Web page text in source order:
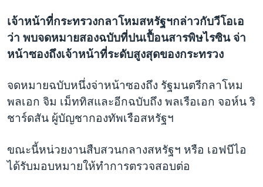
เลือกภาษา
เจ้าหน้าที่กระทรวงกลาโหมสหรัฐฯกล่าวกับวีโอเอ
ว่า พบจดหมายสองฉบับที่ปนเปื้อนสารพิษไรซิน จ่า
หน้าซองถึงเจ้าหน้าที่ระดับสูงสุดของกระทรวง
จดหมายฉบับหนึ่งจ่าหน้าซองถึง รัฐมนตรีกลาโหม
พลเอก จิม เม็ททิสและอีกฉบับถึง พลเรือเอก จอห์น ริ
ชาร์ดสัน ผู้บัญชากองทัพเรือสหรัฐฯ
ขณะนี้หน่วยงานสืบสวนกลางสหรัฐฯ หรือ เอฟบีไอ
ได้รับมอบหมายให้ทำการตรวจสอบต่อ